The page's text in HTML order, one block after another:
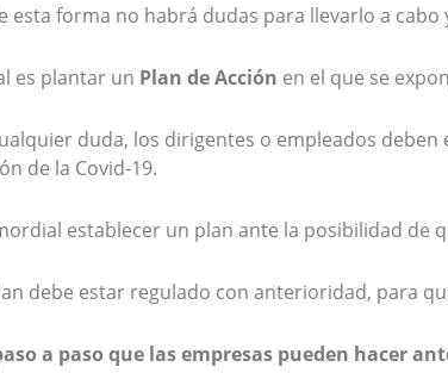
esta forma no habrá dudas para llevarlo a
es plantar un Plan de Acción en el que se
duda, los dirigentes o empleados
de la Covid-19.
establecer un plan ante la posibilidad de
debe estar regulado con anterioridad, para
a paso que las empresas pueden hacer